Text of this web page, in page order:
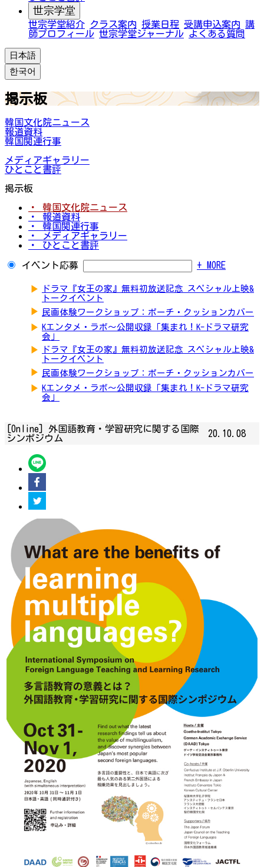
世宗学堂
世宗学堂紹介 クラス案内 授業日程 受講申込案内 講
師プロフィール 世宗学堂ジャーナル よくある質問
日本語
한국어
掲示板
韓国文化院ニュース
報道資料
韓国関連行事
メディアギャラリー
ひとこと書評
掲示板
・ 韓国文化院ニュース
・ 報道資料
・ 韓国関連行事
・ メディアギャラリー
・ ひとこと書評
イベント応募 + MORE
▶
ドラマ『女王の家』無料初放送記念 スペシャル上映&
トークイベント
▶ 民画体験ワークショップ：ポーチ・クッションカバー
▶ Kエンタメ・ラボ～公開収録「集まれ！K-ドラマ研究
会」
▶
ドラマ『女王の家』無料初放送記念 スペシャル上映&
トークイベント
▶ 民画体験ワークショップ：ポーチ・クッションカバー
▶ Kエンタメ・ラボ～公開収録「集まれ！K-ドラマ研究
会」
[Online] 外国語教育・学習研究に関する国際
シンポジウム
20.10.08